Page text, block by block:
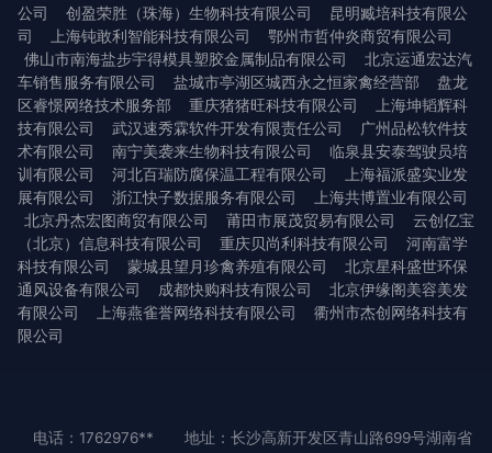
公司
创盈荣胜（珠海）生物科技有限公司
昆明臧培科技有限公
司
上海钝敢利智能科技有限公司
鄂州市哲仲炎商贸有限公司
佛山市南海盐步宇得模具塑胶金属制品有限公司
北京运通宏达汽
车销售服务有限公司
盐城市亭湖区城西永之恒家禽经营部
盘龙
区睿憬网络技术服务部
重庆猪猪旺科技有限公司
上海坤韬辉科
技有限公司
武汉速秀霖软件开发有限责任公司
广州品松软件技
术有限公司
南宁美袭来生物科技有限公司
临泉县安泰驾驶员培
训有限公司
河北百瑞防腐保温工程有限公司
上海福派盛实业发
展有限公司
浙江快子数据服务有限公司
上海共博置业有限公司
北京丹杰宏图商贸有限公司
莆田市展茂贸易有限公司
云创亿宝
（北京）信息科技有限公司
重庆贝尚利科技有限公司
河南富学
科技有限公司
蒙城县望月珍禽养殖有限公司
北京星科盛世环保
通风设备有限公司
成都快购科技有限公司
北京伊缘阁美容美发
有限公司
上海燕雀誉网络科技有限公司
衢州市杰创网络科技有
限公司
电话：1762976**
地址：长沙高新开发区青山路699号湖南省